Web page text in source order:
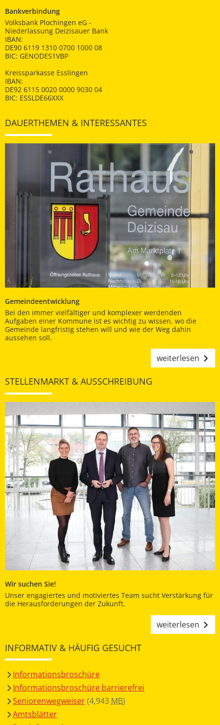
Bankverbindung
Volksbank Plochingen eG -
Niederlassung Deizisauer Bank
IBAN:
DE90 6119 1310 0700 1000 08
BIC: GENODES1VBP
Kreissparkasse Esslingen
IBAN:
DE92 6115 0020 0000 9030 04
BIC: ESSLDE66XXX
DAUERTHEMEN & INTERESSANTES
Gemeindeentwicklung
Bei den immer vielfältiger und komplexer werdenden
Aufgaben einer Kommune ist es wichtig zu wissen, wo die
Gemeinde langfristig stehen will und wie der Weg dahin
aussehen soll.
weiterlesen
STELLENMARKT & AUSSCHREIBUNG
Wir suchen Sie!
Unser engagiertes und motiviertes Team sucht Verstärkung für
die Herausforderungen der Zukunft.
weiterlesen
INFORMATIV & HÄUFIG GESUCHT
Informationsbroschüre
Informationsbroschüre barrierefrei
Seniorenwegweiser(4,943 MB)
Amtsblätter